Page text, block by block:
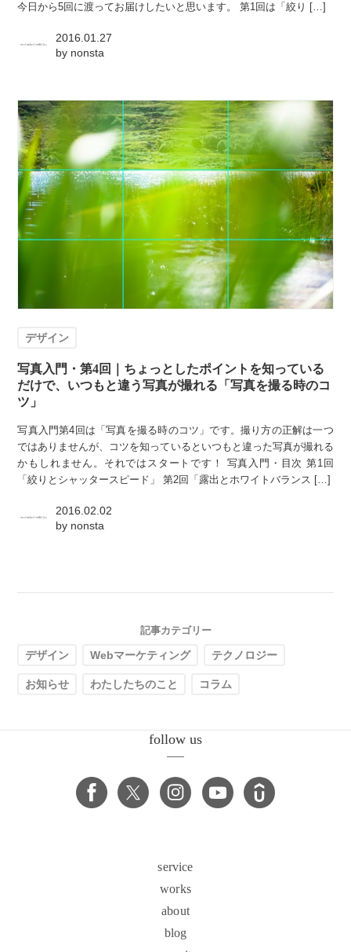
今日から5回に渡ってお届けしたいと思います。 第1回は「絞り […]
2016.01.27
by nonsta
デザイン
写真入門・第4回｜ちょっとしたポイントを知っている
だけで、いつもと違う写真が撮れる「写真を撮る時のコ
ツ」
写真入門第4回は「写真を撮る時のコツ」です。撮り方の正解は一つ
ではありませんが、コツを知っているといつもと違った写真が撮れる
かもしれません。それではスタートです！ 写真入門・目次 第1回
「絞りとシャッタースピード」 第2回「露出とホワイトバランス […]
2016.02.02
by nonsta
記事カテゴリー
デザイン Webマーケティング テクノロジー
お知らせ わたしたちのこと コラム
follow us
service
works
about
blog